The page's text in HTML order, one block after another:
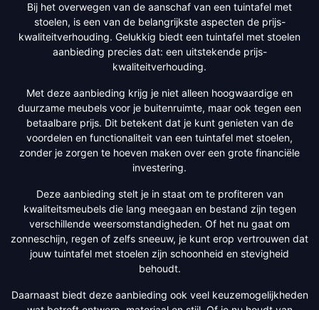
Bij het overwegen van de aanschaf van een tuintafel met
stoelen, is een van de belangrijkste aspecten de prijs-
kwaliteitverhouding. Gelukkig biedt een tuintafel met stoelen
aanbieding precies dat: een uitstekende prijs-
kwaliteitverhouding.
Met deze aanbieding krijg je niet alleen hoogwaardige en
duurzame meubels voor je buitenruimte, maar ook tegen een
betaalbare prijs. Dit betekent dat je kunt genieten van de
voordelen en functionaliteit van een tuintafel met stoelen,
zonder je zorgen te hoeven maken over een grote financiële
investering.
Deze aanbieding stelt je in staat om te profiteren van
kwaliteitsmeubels die lang meegaan en bestand zijn tegen
verschillende weersomstandigheden. Of het nu gaat om
zonneschijn, regen of zelfs sneeuw, je kunt erop vertrouwen dat
jouw tuintafel met stoelen zijn schoonheid en stevigheid
behoudt.
Daarnaast biedt deze aanbieding ook veel keuzemogelijkheden